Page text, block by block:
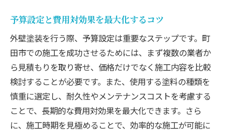
具体例で学ぶ成功事例とそのポイント
塗装後のメンテナンスプランの立て方
トラブルを未然に防ぐための事前準備
外壁塗装のビフォーアフターを確認するポ
イント
手軽に理解できる外壁塗装の基礎知識
予算設定と費用対効果を最大化するコツ
外壁塗装を行う際、予算設定は重要なステップです。町
田市での施工を成功させるためには、まず複数の業者か
ら見積もりを取り寄せ、価格だけでなく施工内容を比較
検討することが必要です。また、使用する塗料の種類を
慎重に選定し、耐久性やメンテナンスコストを考慮する
ことで、長期的な費用対効果を最大化できます。さら
に、施工時期を見極めることで、効率的な施工が可能に